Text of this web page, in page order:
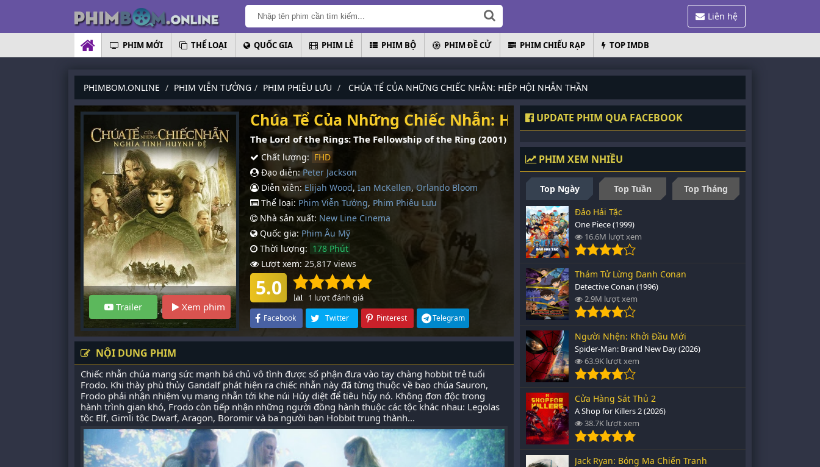
Liên hệ
PHIM MỚI THỂ LOẠI QUỐC GIA PHIM LẺ PHIM BỘ PHIM ĐỀ CỬ PHIM CHIẾU RẠP TOP IMDB
PHIMBOM.ONLINE PHIM VIỄN TƯỞNG PHIM PHIÊU LƯU CHÚA TỂ CỦA NHỮNG CHIẾC NHẪN: HIỆP HỘI NHẪN THẦN
Trailer Xem phim
Chúa Tể Của Những Chiếc Nhẫn: Hiệp Hội Nhẫn Thần
The Lord of the Rings: The Fellowship of the Ring (2001)
Chất lượng: FHD
Đạo diễn: Peter Jackson
Diễn viên: Elijah Wood, Ian McKellen,Orlando Bloom
Thể loại: Phim Viễn Tưởng, Phim Phiêu Lưu
Nhà sản xuất: New Line Cinema
Quốc gia: Phim Âu Mỹ
Thời lượng: 178 Phút
Lượt xem: 25,817 views
5.0 1 lượt đánh giá
Facebook Twitter Pinterest Telegram
NỘI DUNG PHIM
Chiếc nhẫn chúa mang sức mạnh bá chủ vô tình được số phận đưa vào tay chàng hobbit trẻ tuổi
Frodo. Khi thày phù thủy Gandalf phát hiện ra chiếc nhẫn này đã từng thuộc về bạo chúa Sauron,
Frodo phải nhận nhiệm vụ mang nhẫn tới khe núi Hủy diệt để tiêu hủy nó. Không đơn độc trong
hành trình gian khó, Frodo còn tiếp nhận những người đồng hành thuộc các tộc khác nhau: Legolas
tộc Elf, Gimli tộc Dwarf, Aragon, Boromir và ba người bạn Hobbit trung thành...
UPDATE PHIM QUA FACEBOOK
PHIM XEM NHIỀU
Top Ngày Top Tuần
Top Tháng
Đảo Hải Tặc
One Piece (1999)
16.6M lượt xem
Thám Tử Lừng Danh Conan
Detective Conan (1996)
2.9M lượt xem
Người Nhện: Khởi Đầu Mới
Spider-Man: Brand New Day (2026)
63.9K lượt xem
Cửa Hàng Sát Thủ 2
A Shop for Killers 2 (2026)
38.7K lượt xem
Jack Ryan: Bóng Ma Chiến Tranh